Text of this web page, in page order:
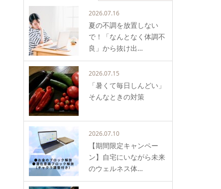
2026.07.16
夏の不調を放置しない
で！「なんとなく体調不
良」から抜け出…
2026.07.15
「暑くて毎日しんどい」
そんなときの対策
2026.07.10
【期間限定キャンペー
ン】自宅にいながら未来
のウェルネス体…